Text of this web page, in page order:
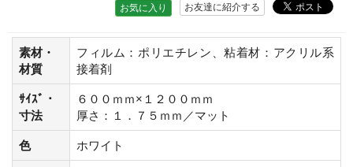
お友達に紹介する
お気に入り
素材・
材質
フィルム：ポリエチレン、粘着材：アクリル系
接着剤
ｻｲｽﾞ・
寸法
６００ｍｍ×１２００ｍｍ
厚さ：１．７５ｍｍ／マット
色 ホワイト